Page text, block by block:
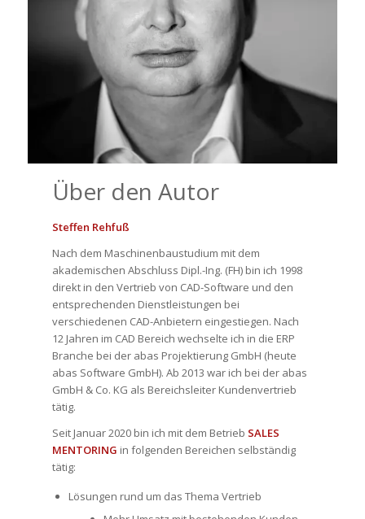
Über den Autor
Steffen Rehfuß
Nach dem Maschinenbaustudium mit dem
akademischen Abschluss Dipl.-Ing. (FH) bin ich 1998
direkt in den Vertrieb von CAD-Software und den
entsprechenden Dienstleistungen bei
verschiedenen CAD-Anbietern eingestiegen. Nach
12 Jahren im CAD Bereich wechselte ich in die ERP
Branche bei der abas Projektierung GmbH (heute
abas Software GmbH). Ab 2013 war ich bei der abas
GmbH & Co. KG als Bereichsleiter Kundenvertrieb
tätig.
Seit Januar 2020 bin ich mit dem Betrieb SALES
MENTORING in folgenden Bereichen selbständig
tätig:
Lösungen rund um das Thema Vertrieb